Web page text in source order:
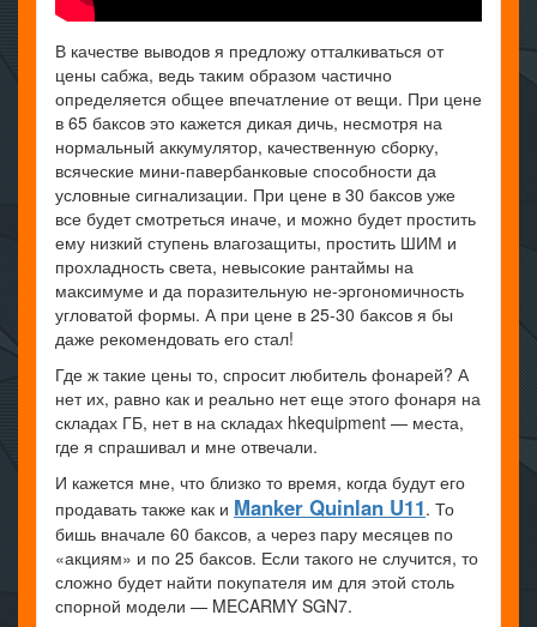
В качестве выводов я предложу отталкиваться от
цены сабжа, ведь таким образом частично
определяется общее впечатление от вещи. При цене
в 65 баксов это кажется дикая дичь, несмотря на
нормальный аккумулятор, качественную сборку,
всяческие мини-павербанковые способности да
условные сигнализации. При цене в 30 баксов уже
все будет смотреться иначе, и можно будет простить
ему низкий ступень влагозащиты, простить ШИМ и
прохладность света, невысокие рантаймы на
максимуме и да поразительную не-эргономичность
угловатой формы. А при цене в 25-30 баксов я бы
даже рекомендовать его стал!
Где ж такие цены то, спросит любитель фонарей? А
нет их, равно как и реально нет еще этого фонаря на
складах ГБ, нет в на складах hkequipment — места,
где я спрашивал и мне отвечали.
И кажется мне, что близко то время, когда будут его
продавать также как и Manker Quinlan U11. То
бишь вначале 60 баксов, а через пару месяцев по
«акциям» и по 25 баксов. Если такого не случится, то
сложно будет найти покупателя им для этой столь
спорной модели — MECARMY SGN7.